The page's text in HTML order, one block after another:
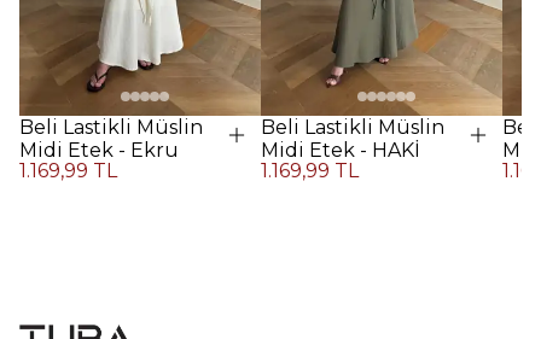
Beli Lastikli Müslin
Midi Etek - Ekru
1.169,99 TL
Beli Lastikli Müslin
Midi Etek - HAKİ
1.169,99 TL